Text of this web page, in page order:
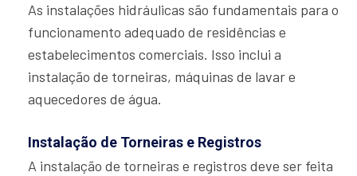
As instalações hidráulicas são fundamentais para o
funcionamento adequado de residências e
estabelecimentos comerciais. Isso inclui a
instalação de torneiras, máquinas de lavar e
aquecedores de água.
Instalação de Torneiras e Registros
A instalação de torneiras e registros deve ser feita